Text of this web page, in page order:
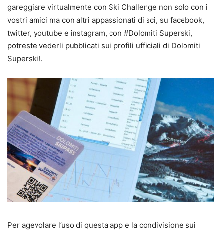
gareggiare virtualmente con Ski Challenge non solo con i
vostri amici ma con altri appassionati di sci, su facebook,
twitter, youtube e instagram, con #Dolomiti Superski,
potreste vederli pubblicati sui profili ufficiali di Dolomiti
Superski!.
Per agevolare l’uso di questa app e la condivisione sui